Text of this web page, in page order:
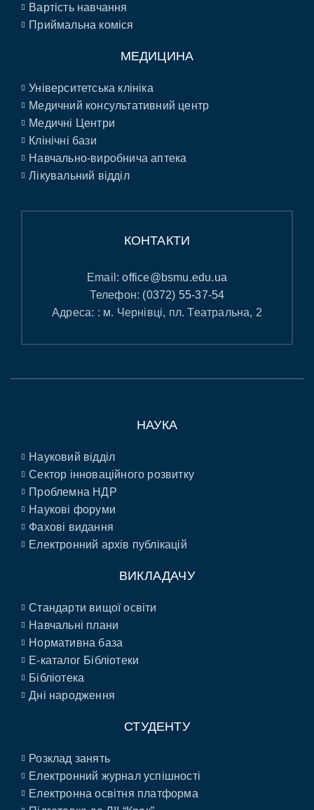
Вартість навчання
Приймальна коміся
МЕДИЦИНА
Університетська клініка
Медичний консультативний центр
Медичні Центри
Клінічні бази
Навчально-виробнича аптека
Лікувальний відділ
КОНТАКТИ
Email:office@bsmu.edu.ua
Телефон: (0372) 55-37-54
Адреса: : м. Чернівці, пл. Театральна, 2
НАУКА
Науковий відділ
Сектор інноваційного розвитку
Проблемна НДР
Наукові форуми
Фахові видання
Електронний архів публікацій
ВИКЛАДАЧУ
Стандарти вищої освіти
Навчальні плани
Нормативна база
E-каталог Бібліотеки
Бібліотека
Дні народження
СТУДЕНТУ
Розклад занять
Електронний журнал успішності
Електронна освітня платформа